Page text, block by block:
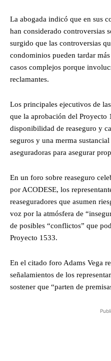
La abogada indicó que en sus
han considerado controversias
surgido que las controversias
condominios pueden tardar
casos complejos porque
reclamantes.
Los principales ejecutivos de
que la aprobación del
disponibilidad de reaseguro y
seguros y una merma
aseguradoras para asegurar
En un foro sobre reaseguro
por ACODESE, los
reaseguradores que asumen
voz por la atmósfera de
de posibles “conflictos” que
Proyecto 1533.
En el citado foro Adams Vega
señalamientos de los
sostener que “parten de